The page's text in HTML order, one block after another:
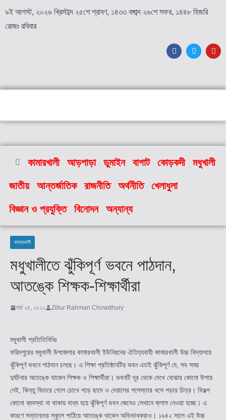
৯ই আগস্ট, ২০২৬ খ্রিস্টাব্দ ২৫শে শ্রাবণ, ১৪৩৩ বঙ্গাব্দ ২৬শে সফর, ১৪৪৮ হিজরি
রোজঃ রবিবার
কামারখালী আড়পাড়া ডুমাইন বাগাট কোড়কদী মধুখালী
জাতীয় আন্তর্জাতিক রাজনীতি অর্থনীতি খেলাধুলা
বিজ্ঞান ও প্রযুক্তি বিনোদন অন্যান্য
কামারখালী
মধুখালীতে ঝুঁকিপূর্ণ ভবনে পাঠদান,
আতঙ্কে শিক্ষক-শিক্ষার্থীরা
মার্চ ২৪, ২০২২ Zillur Rahman Chowdhury
মধুখালী প্রতিতিনিধিঃ
ফরিদপুরের মধুখালী উপজেলার কামারখালী ইউনিয়নের ঐতিহ্যবাহী কামারখালী উচ্চ বিদ্যালয়ে
ঝুঁকিপূর্ণ ভবনে পাঠদান চলছে। এ শিক্ষা প্রতিষ্ঠানটির ভবন এতই ঝুঁকিপূর্ণ যে, সব সময়
দুর্ঘটনার আতঙ্কে থাকেন শিক্ষক ও শিক্ষার্থীরা। ভবনটি দূর থেকে দেখে বোঝার কোনো উপায়
নেই, কিন্তু ভিতরে গেলে চোখে পড়ে ছাদে ও দেয়ালের পলেস্তার খসে পড়ার চিত্র। বিকল্প
কোনো ব্যবস্থা না থাকায় বাধ্য হয়ে ঝুঁকিপূর্ণ ভবন জেনেও সেখানে ক্লাস নেওয়া হচ্ছে। এ
কারণে সন্তানদের স্কুলে পাঠিয়ে আতঙ্কে থাকেন অভিভাবকরাও। ১৯৪২ সালে এই উচ্চ